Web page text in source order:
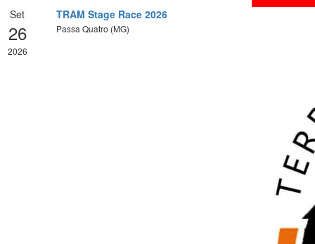
Set
26
2026
TRAM Stage Race 2026
Passa Quatro (MG)